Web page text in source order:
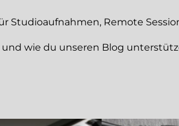
Studioaufnahmen, Remote
wie du unseren Blog